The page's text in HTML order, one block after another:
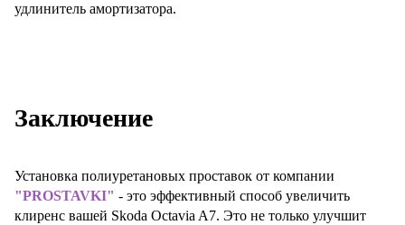
удлинитель амортизатора.
Заключение
Установка полиуретановых проставок от компании
"PROSTAVKI" - это эффективный способ увеличить
клиренс вашей Skoda Octavia A7. Это не только улучшит